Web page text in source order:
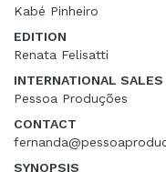
Kabé Pinheiro
EDITION
Renata Felisatti
INTERNATIONAL SALES
Pessoa Produções
CONTACT
SYNOPSIS